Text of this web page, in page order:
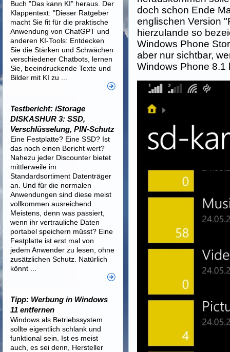
doch schon Ende
englischen Version
hierzulande so
Windows Phone
aber nur sichtbar,
Windows Phone 8.1
Buch "Das kann KI" heraus. Der
Klappentext: "Dieser Ratgeber
macht Sie fit für die praktische
Anwendung von ChatGPT und
anderen KI-Tools: Entdecken
Sie die Stärken und Schwächen
verschiedener Chatbots, lernen
Sie, beeindruckende Texte und
Bilder mit KI zu ...
Testbericht: iStorage
DISKASHUR 3: SSD,
Verschlüsselung, PIN-Schutz
Eine Festplatte? Eine SSD? Ist
das noch einen Bericht wert?
Nahezu jeder Discounter bietet
mittlerweile im
Standardsortiment Datenträger
an. Und für die normalen
Anwendungen sind diese meist
vollkommen ausreichend.
Meistens, denn was passiert,
wenn ihr vertrauliche Daten
portabel speichern müsst? Eine
Festplatte ist erst mal von
jedem Anwender zu lesen, ohne
zusätzlichen Schutz. Natürlich
könnt ...
Tipp: Werbung in Windows
11 entfernen
Windows als Betriebssystem
sollte eigentlich schlank und
funktional sein. Ist es meist
auch, es sei denn, Hersteller